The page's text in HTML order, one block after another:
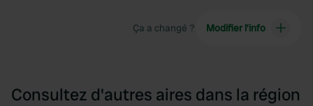
Ça a changé ? Modifier l’info
Consultez d'autres aires dans la région